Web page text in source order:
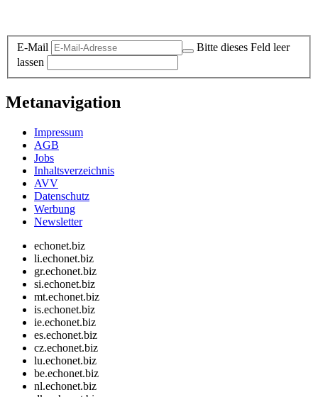
E-Mail
Bitte dieses Feld leer
lassen
Metanavigation
Impressum
AGB
Jobs
Inhaltsverzeichnis
AVV
Datenschutz
Werbung
Newsletter
echonet.biz
li.echonet.biz
gr.echonet.biz
si.echonet.biz
mt.echonet.biz
is.echonet.biz
ie.echonet.biz
es.echonet.biz
cz.echonet.biz
lu.echonet.biz
be.echonet.biz
nl.echonet.biz